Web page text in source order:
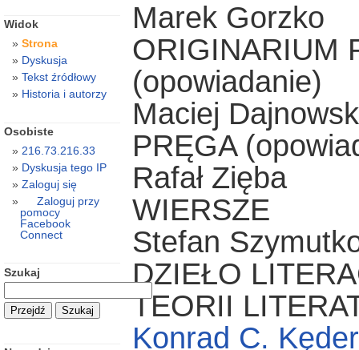
Marek Gorzko
ORIGINARIUM
(opowiadanie)
Maciej
PRĘGA
Rafał Zięba
WIERSZE
Stefan
DZIEŁO
TEORII
Konrad C. Kęder
Widok
Strona
Dyskusja
Tekst źródłowy
Historia i autorzy
Osobiste
216.73.216.33
Dyskusja tego IP
Zaloguj się
Zaloguj przy
pomocy
Facebook
Connect
Szukaj